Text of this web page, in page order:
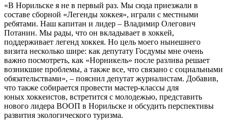
«В Норильске я не в первый раз. Мы сюда приезжали в
составе сборной «Легенды хоккея», играли с местными
ребятами. Наш капитан и лидер – Владимир Олегович
Потанин. Мы рады, что он вкладывает в хоккей,
поддерживает легенд хоккея. Но цель моего нынешнего
визита несколько шире: как депутату Госдумы мне очень
важно посмотреть, как «Норникель» после разлива решает
возникшие проблемы, а также все, что связано с социальными
обязательствами», – пояснил депутат журналистам. Добавив,
что также собирается провести мастер-классы для
юных хоккеистов, встретится с молодежью, представить
нового лидера ВООП в Норильске и обсудить перспективы
развития экологического туризма.